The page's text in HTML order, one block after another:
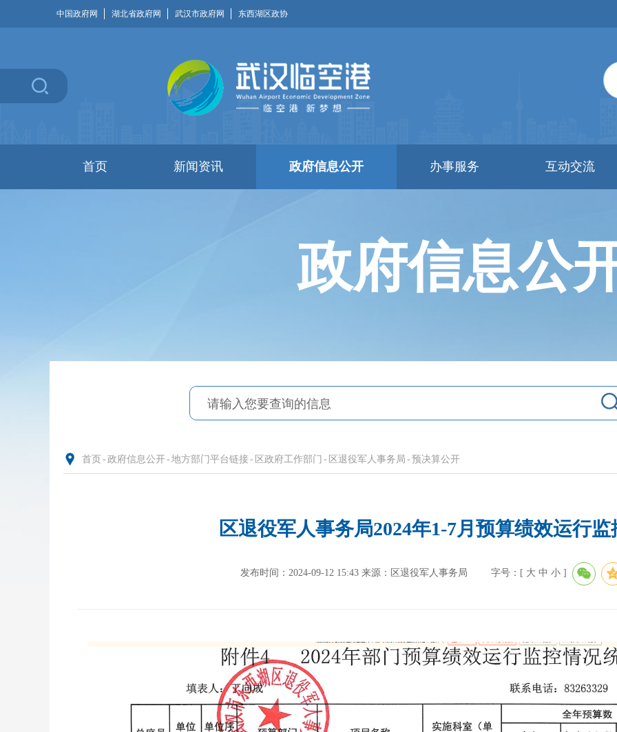
中国政府网 湖北省政府网 武汉市政府网 东西湖区政协
首页 新闻资讯 政府信息公开 办事服务 互动交流
政府信息公
首页 - 政府信息公开- 地方部门平台链接- 区政府工作部门 - 区退役军人事务局 - 预决算公开
区退役军人事务局2024年1-7月预算绩效运行
发布时间：2024-09-12 15:43 来源：区退役军人事务局 字号：[ 大 中 小 ]